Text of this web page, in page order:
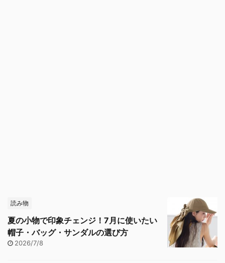
読み物
夏の小物で印象チェンジ！7月に使いたい
帽子・バッグ・サンダルの選び方
2026/7/8